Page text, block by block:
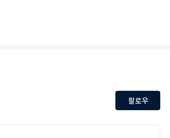
팔로우